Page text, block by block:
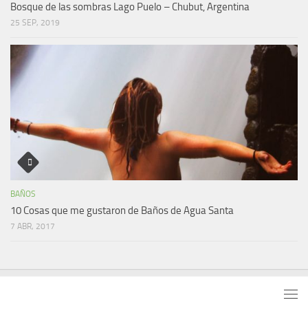
Bosque de las sombras Lago Puelo – Chubut, Argentina
25 SEP, 2019
BAÑOS
10 Cosas que me gustaron de Baños de Agua Santa
7 ABR, 2017